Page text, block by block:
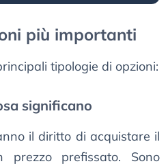
più importanti
tipologie di opzioni:
significano
il diritto di acquistare il
prezzo prefissato. Sono